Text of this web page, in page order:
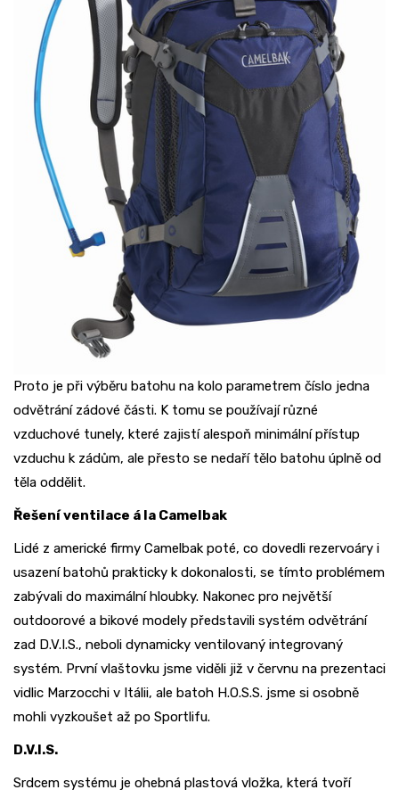
Proto je při výběru batohu na kolo parametrem číslo jedna
odvětrání zádové části. K tomu se používají různé
vzduchové tunely, které zajistí alespoň minimální přístup
vzduchu k zádům, ale přesto se nedaří tělo batohu úplně od
těla oddělit.
Řešení ventilace á la Camelbak
Lidé z americké firmy Camelbak poté, co dovedli rezervoáry i
usazení batohů prakticky k dokonalosti, se tímto problémem
zabývali do maximální hloubky. Nakonec pro největší
outdoorové a bikové modely představili systém odvětrání
zad D.V.I.S., neboli dynamicky ventilovaný integrovaný
systém. První vlaštovku jsme viděli již v červnu na prezentaci
vidlic Marzocchi v Itálii, ale batoh H.O.S.S. jsme si osobně
mohli vyzkoušet až po Sportlifu.
D.V.I.S.
Srdcem systému je ohebná plastová vložka, která tvoří